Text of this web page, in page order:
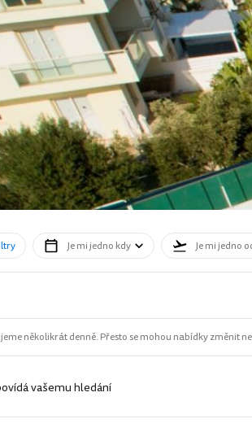
Je mi jedno kdy Je mi jedno
několikrát denně. Přesto se mohou nabídky změnit
vašemu hledání